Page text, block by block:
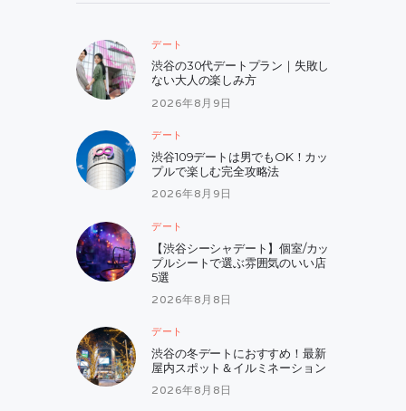
デート
渋谷の30代デートプラン｜失敗し
ない大人の楽しみ方
2026年8月9日
デート
渋谷109デートは男でもOK！カッ
プルで楽しむ完全攻略法
2026年8月9日
デート
【渋谷シーシャデート】個室/カッ
プルシートで選ぶ雰囲気のいい店
5選
2026年8月8日
デート
渋谷の冬デートにおすすめ！最新
屋内スポット＆イルミネーション
2026年8月8日